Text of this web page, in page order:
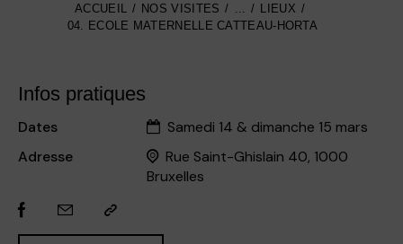
ACCUEIL NOS VISITES
LIEUX
04. ECOLE MATERNELLE CATTEAU-HORTA
Infos pratiques
Dates
Samedi 14 & dimanche 15 mars
Adresse
Rue Saint-Ghislain 40, 1000
Bruxelles